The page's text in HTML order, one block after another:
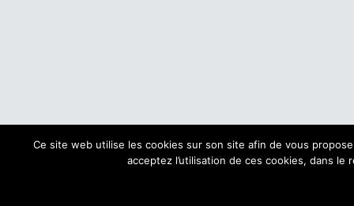
Ce site web utilise les cookies sur son site afin de vous
acceptez l’utilisation de ces cookies, dans